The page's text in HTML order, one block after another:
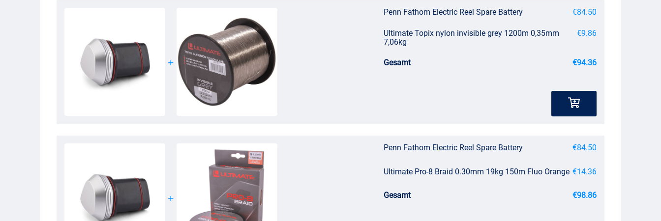
Penn Fathom Electric Reel Spare Battery €84.50
Ultimate Topix nylon invisible grey 1200m 0,35mm
7,06kg
€9.86
Gesamt €94.36
Penn Fathom Electric Reel Spare Battery €84.50
Ultimate Pro-8 Braid 0.30mm 19kg 150m Fluo Orange €14.36
Gesamt €98.86